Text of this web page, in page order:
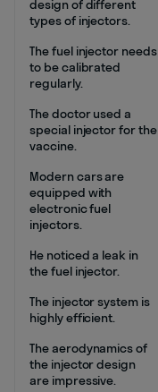
design of different
types of injectors.
The fuel injector needs
to be calibrated
regularly.
The doctor used a
special injector for the
vaccine.
Modern cars are
equipped with
electronic fuel
injectors.
He noticed a leak in
the fuel injector.
The injector system is
highly efficient.
The aerodynamics of
the injector design
are impressive.